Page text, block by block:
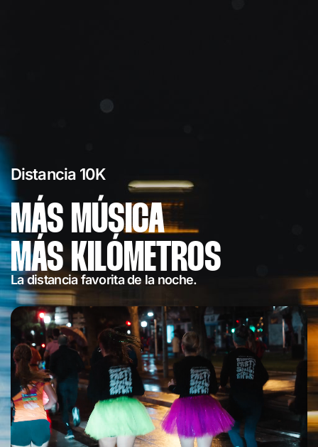
Distancia 10K
MÁS MÚSICA
MÁS KILÓMETROS
La distancia favoritade la noche.